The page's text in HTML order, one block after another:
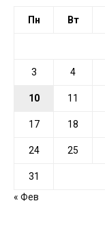
Пн Вт
3 4
10 11
17 18
24 25
31
« Фев